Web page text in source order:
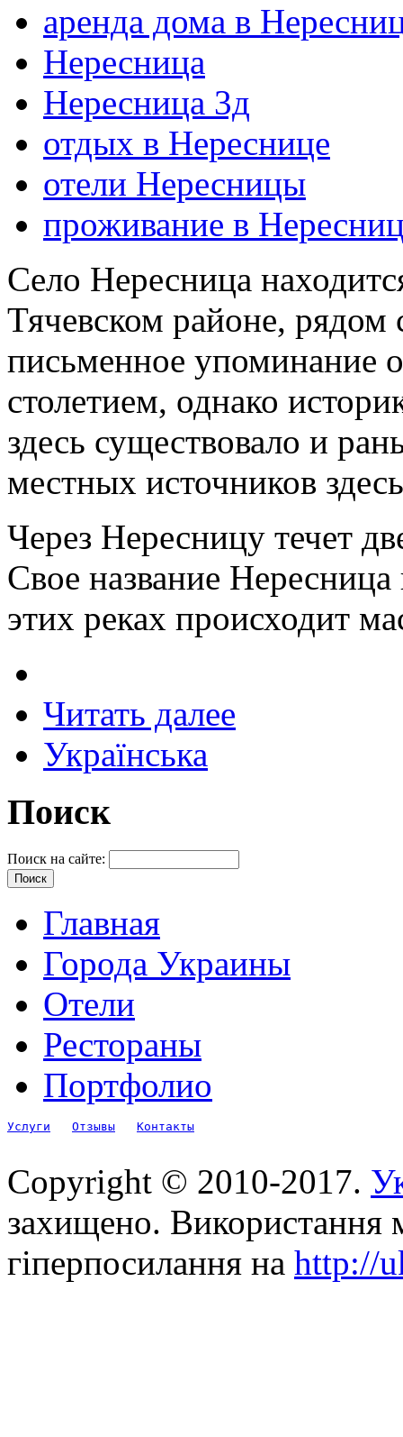
аренда дома в
Нересница
Нересница 3д
отдых в Нереснице
отели Нересницы
проживание в
Село Нересница
Тячевском районе, рядом
письменное упоминание
столетием, однако
здесь существовало и
местных источников
Через Нересницу течет
Свое название Нересница
этих реках происходит
Читать далее
Українська
Поиск
Поиск на сайте:
Главная
Города Украины
Отели
Рестораны
Портфолио
Услуги Отзывы Контакты
Copyright © 2010-2017.
захищено. Використання
гіперпосилання на http://